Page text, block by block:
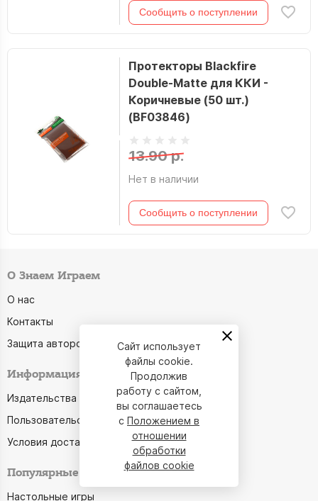
Сообщить о поступлении
Протекторы Blackfire
Double-Matte для ККИ -
Коричневые (50 шт.)
(BF03846)
13.90 р.
Нет в наличии
Сообщить о поступлении
О Знаем Играем
О нас
Контакты
Защита авторства
Информация
Издательства
Пользовательское соглашение
Условия доставки
Популярные категории
Настольные игры
Сайт использует
файлы cookie.
Продолжив
работу с сайтом,
вы соглашаетесь
с Положением в
отношении
обработки
файлов cookie